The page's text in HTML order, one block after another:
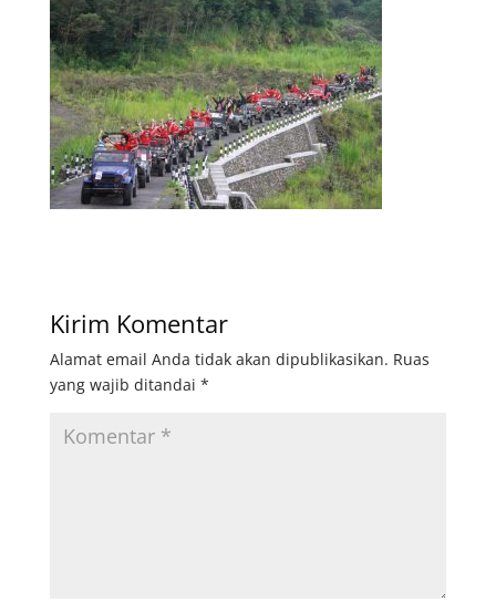
Kirim Komentar
Alamat email Anda tidak akan dipublikasikan. Ruas
yang wajib ditandai *